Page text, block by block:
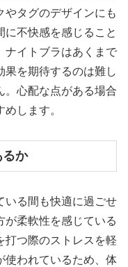
やタグのデザインにも
に不快感を感じること
ナイトブラはあくまで
果を期待するのは難し
。心配な点がある場合
します。
か
いる間も快適に過ごせ
が柔軟性を感じている
打つ際のストレスを軽
使われているため、体